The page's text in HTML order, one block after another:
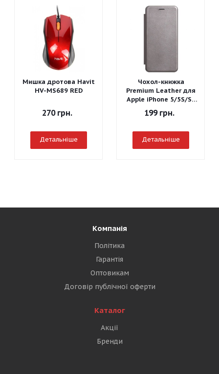
Мишка дротова Havit
HV-MS689 RED
270грн.
Детальніше
Чохол-книжка
Premium Leather для
Apple iPhone 5/5S/SE
(Сірий)
199грн.
Детальніше
Компанія
Політика
Гарантія
Оптовикам
Договір публічної оферти
Каталог
Акції
Бренди